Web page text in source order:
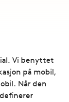
Vi benyttet
på mobil,
Når den